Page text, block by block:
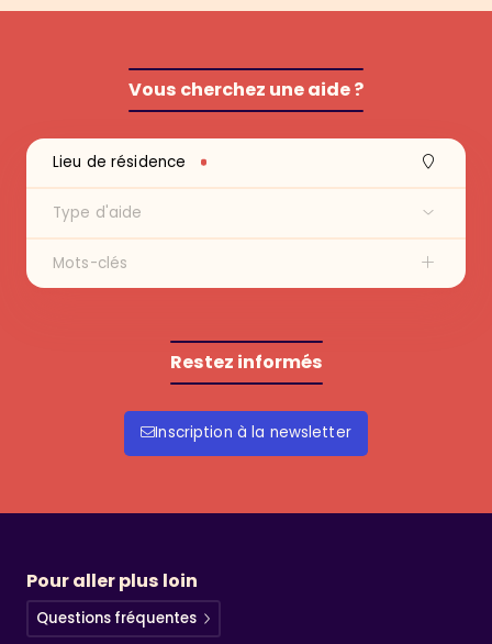
Vous cherchez une aide ?
Recherche
Lieu de résidence
Type d'aide
Mots-clés
Restez informés
Inscription à la newsletter
Pour aller plus loin
Questions fréquentes